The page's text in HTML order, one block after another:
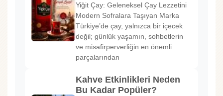
Yiğit Çay: Geleneksel Çay Lezzetini
Modern Sofralara Taşıyan Marka
Türkiye’de çay, yalnızca bir içecek
değil; günlük yaşamın, sohbetlerin
ve misafirperverliğin en önemli
parçalarından
Kahve Etkinlikleri Neden
Bu Kadar Popüler?